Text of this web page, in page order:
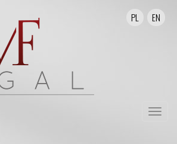
PL EN